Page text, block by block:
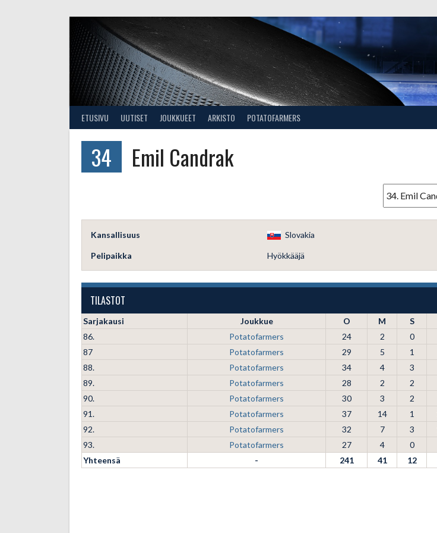
ETUSIVU UUTISET JOUKKUEET ARKISTO POTATOFARMERS
34 Emil Candrak
Kansallisuus Slovakia
Pelipaikka Hyökkääjä
TILASTOT
Sarjakausi Joukkue O M S
86.
Potatofarmers 24 2 0
87
Potatofarmers 29 5 1
88.
Potatofarmers 34 4 3
89.
Potatofarmers 28 2 2
90.
Potatofarmers 30 3 2
91.
Potatofarmers 37 14 1
92.
Potatofarmers 32 7 3
93.
Potatofarmers 27 4 0
Yhteensä
- 241 41 12